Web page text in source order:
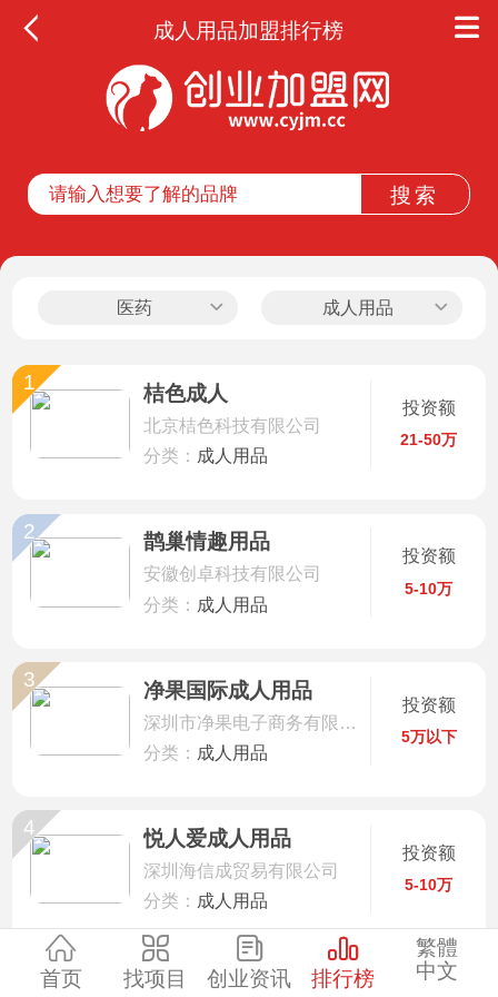
成人用品加盟排行榜
医药 成人用品
桔色成人
北京桔色科技有限公司
分类： 成人用品
投资额
21-50万
1
鹊巢情趣用品
安徽创卓科技有限公司
分类： 成人用品
投资额
5-10万
2
净果国际成人用品
深圳市净果电子商务有限公司
分类： 成人用品
投资额
5万以下
3
悦人爱成人用品
深圳海信成贸易有限公司
分类： 成人用品
投资额
5-10万
4
性巴克
首页 找项目 创业资讯 排行榜
繁體
中文
全部
酒店
家居
服装
酒水饮品
零售
环保